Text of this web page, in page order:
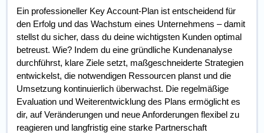
Ein professioneller Key Account-Plan ist entscheidend für
den Erfolg und das Wachstum eines Unternehmens – damit
stellst du sicher, dass du deine wichtigsten Kunden optimal
betreust. Wie? Indem du eine gründliche Kundenanalyse
durchführst, klare Ziele setzt, maßgeschneiderte Strategien
entwickelst, die notwendigen Ressourcen planst und die
Umsetzung kontinuierlich überwachst. Die regelmäßige
Evaluation und Weiterentwicklung des Plans ermöglicht es
dir, auf Veränderungen und neue Anforderungen flexibel zu
reagieren und langfristig eine starke Partnerschaft